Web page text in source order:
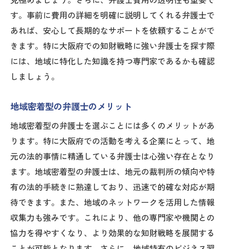
す。事前に費用の詳細を明確に説明してくれる弁護士で
あれば、安心して長期的なサポートを依頼することがで
きます。特に大阪府での知財戦略に強い弁護士を探す際
には、地域に特化した知識を持つ専門家であるかも確認
しましょう。
地域密着型の弁護士のメリット
地域密着型の弁護士を選ぶことには多くのメリットがあ
ります。特に大阪府での活動を考える企業にとって、地
元の法的事情に精通している弁護士は心強い存在となり
ます。地域密着型の弁護士は、地元の裁判所の傾向や特
有の法的手続きに熟達しており、迅速で的確な対応が期
待できます。また、地域のネットワークを活用した情報
収集力も強みです。これにより、他の専門家や機関との
協力を得やすくなり、より効果的な知財戦略を展開する